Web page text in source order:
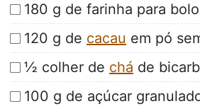
180 g de farinha para
120 g de cacau em pó
½ colher de chá de
100 g de açúcar